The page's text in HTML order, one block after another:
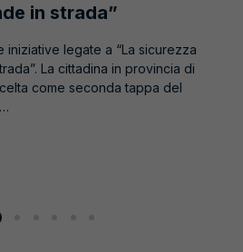
in strada”
iniziative legate a “La sicurezza
La cittadina in provincia di
come seconda tappa del